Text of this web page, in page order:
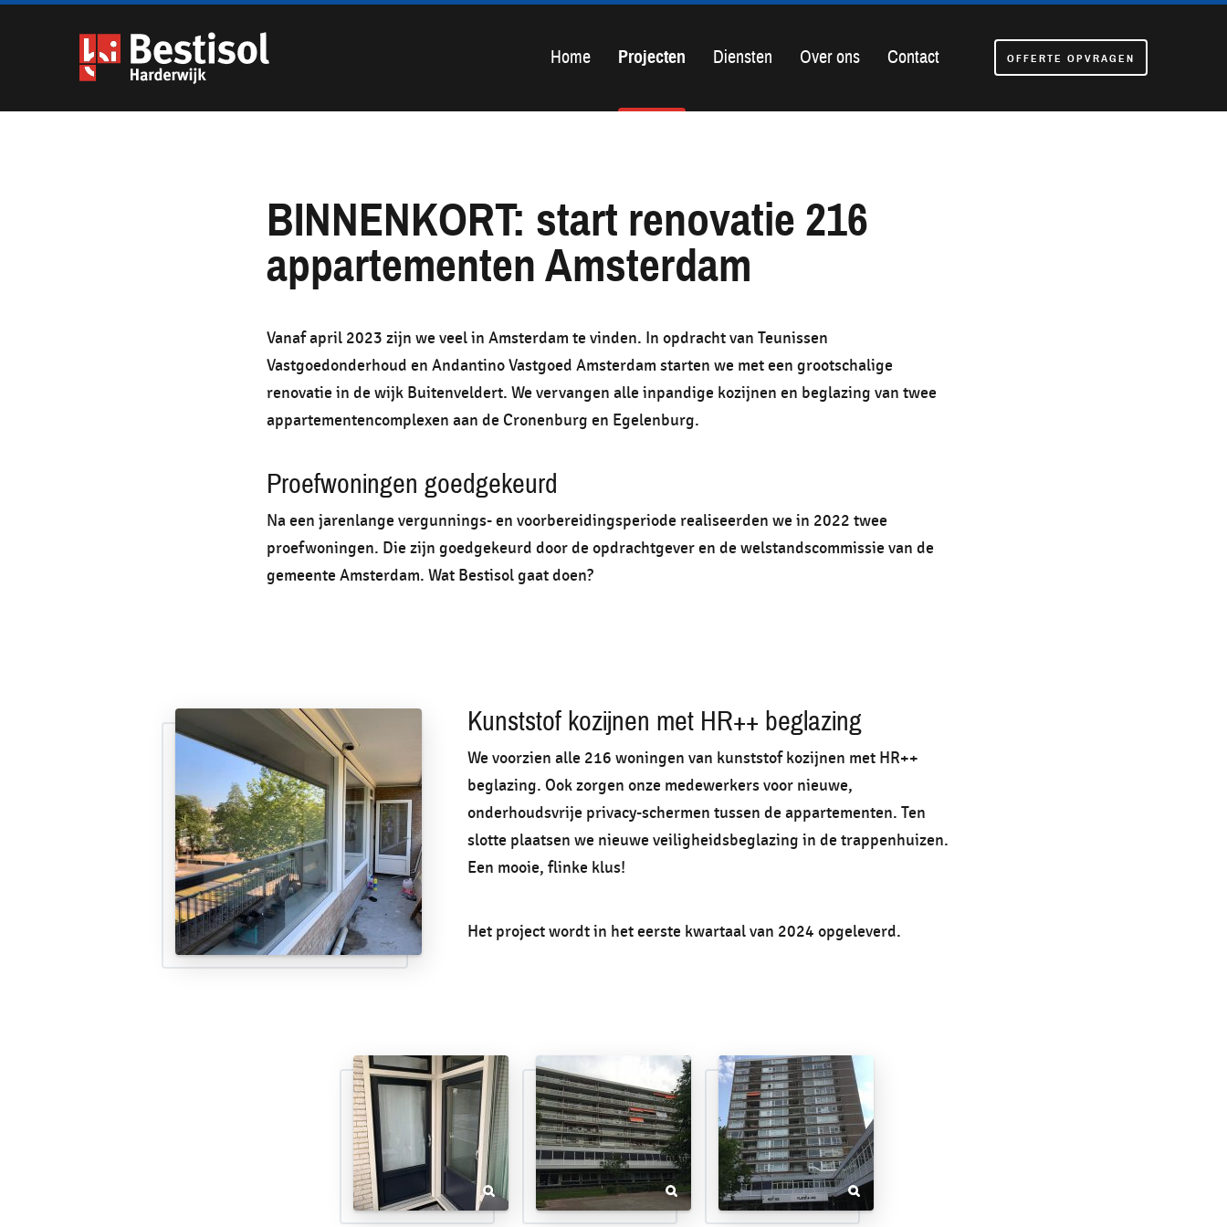
overslaan
Home Projecten Diensten Over ons Contact OFFERTE OPVRAGEN
BINNENKORT: start renovatie 216
appartementen Amsterdam
Vanaf april 2023 zijn we veel in Amsterdam te vinden. In opdracht van Teunissen
Vastgoedonderhoud en Andantino Vastgoed Amsterdam starten we met een grootschalige
renovatie in de wijk Buitenveldert. We vervangen alle inpandige kozijnen en beglazing van twee
appartementencomplexen aan de Cronenburg en Egelenburg.
Proefwoningen goedgekeurd
Na een jarenlange vergunnings- en voorbereidingsperiode realiseerden we in 2022 twee
proefwoningen. Die zijn goedgekeurd door de opdrachtgever en de welstandscommissie van de
gemeente Amsterdam. Wat Bestisol gaat doen?
Kunststof kozijnen met HR++ beglazing
We voorzien alle 216 woningen van kunststof kozijnen met HR++
beglazing. Ook zorgen onze medewerkers voor nieuwe,
onderhoudsvrije privacy-schermen tussen de appartementen. Ten
slotte plaatsen we nieuwe veiligheidsbeglazing in de trappenhuizen.
Een mooie, flinke klus!
Het project wordt in het eerste kwartaal van 2024 opgeleverd.